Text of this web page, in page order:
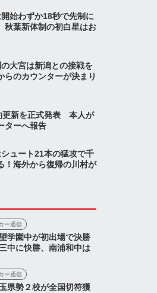
始わずか18秒で先制に
葉新体制の初白星はお
大宮は新潟との接戦を
らのカウンターが決まり
更新を正式発表 本人が
ターへ報告
ュート21本の猛攻で千
！海外から復帰の川村が
ー通信
学園中が初出場で決勝
中に快勝、南浦和中は
ー通信
県勢２校が全国切符獲